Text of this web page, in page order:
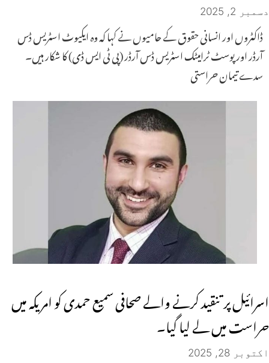
دسمبر 2, 2025
ڈاکٹروں اور انسانی حقوق کے حامیوں نے کہا کہ وہ ایکیوٹ اسٹریس ڈس
آرڈر اور پوسٹ ٹرامیٹک اسٹریس ڈس آرڈر (پی ٹی ایس ڈی) کا شکار ہیں۔
سدے تیمان حراستی
اسرائیل پر تنقید کرنے والے صحافی سمیع حمدی کو امریکہ میں
حراست میں لے لیا گیا۔
اکتوبر 28, 2025